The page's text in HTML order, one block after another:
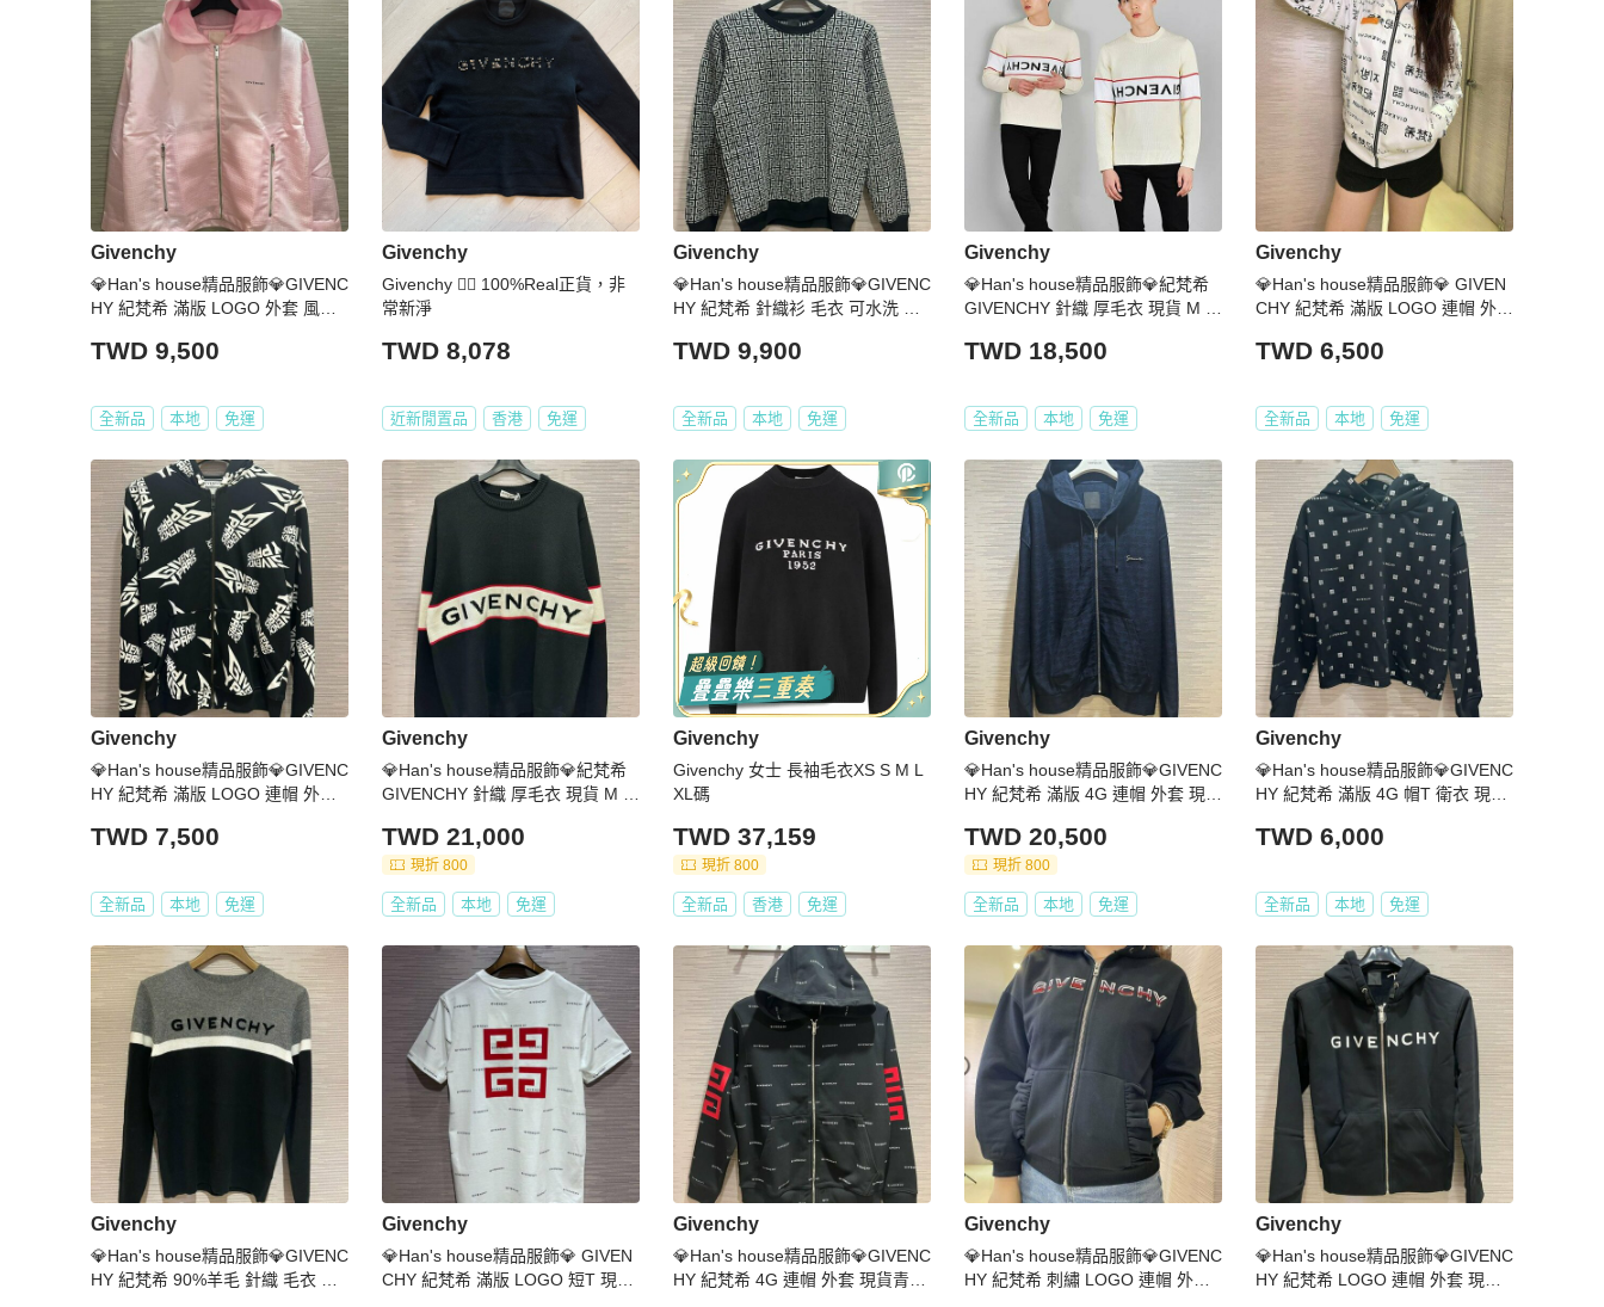
Givenchy
💎Han's house精品服飾💎GIVENC
HY 紀梵希 滿版 LOGO 外套 風衣
TWD 9,500
全新品 本地 免運
Givenchy
Givenchy 👍🏻 100%Real正貨，非
常新淨
TWD 8,078
近新閒置品 香港 免運
Givenchy
💎Han's house精品服飾💎GIVENC
HY 紀梵希 針織衫 毛衣 可水洗 現
TWD 9,900
全新品 本地 免運
Givenchy
💎Han's house精品服飾💎紀梵希
GIVENCHY 針織 厚毛衣 現貨 M ~
TWD 18,500
全新品 本地 免運
Givenchy
💎Han's house精品服飾💎 GIVEN
CHY 紀梵希 滿版 LOGO 連帽 外套
TWD 6,500
全新品 本地 免運
Givenchy
💎Han's house精品服飾💎GIVENC
HY 紀梵希 滿版 LOGO 連帽 外套
TWD 7,500
全新品 本地 免運
Givenchy
💎Han's house精品服飾💎紀梵希
GIVENCHY 針織 厚毛衣 現貨 M ~
TWD 21,000
現折 800
全新品 本地 免運
Givenchy
Givenchy 女士 長袖毛衣XS S M L
XL碼
TWD 37,159
現折 800
全新品 香港 免運
Givenchy
💎Han's house精品服飾💎GIVENC
HY 紀梵希 滿版 4G 連帽 外套 現貨
TWD 20,500
現折 800
全新品 本地 免運
Givenchy
💎Han's house精品服飾💎GIVENC
HY 紀梵希 滿版 4G 帽T 衛衣 現貨
TWD 6,000
全新品 本地 免運
Givenchy
💎Han's house精品服飾💎GIVENC
HY 紀梵希 90%羊毛 針織 毛衣 現
Givenchy
💎Han's house精品服飾💎 GIVEN
CHY 紀梵希 滿版 LOGO 短T 現貨
Givenchy
💎Han's house精品服飾💎GIVENC
HY 紀梵希 4G 連帽 外套 現貨青年
Givenchy
💎Han's house精品服飾💎GIVENC
HY 紀梵希 刺繡 LOGO 連帽 外套
Givenchy
💎Han's house精品服飾💎GIVENC
HY 紀梵希 LOGO 連帽 外套 現貨